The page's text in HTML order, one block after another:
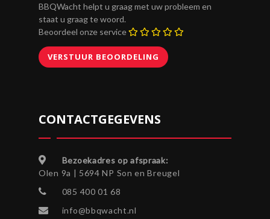
BBQWacht helpt u graag met uw probleem en
staat u graag te woord.
Beoordeel onze service
CONTACTGEGEVENS
Bezoekadres op afspraak:
Olen 9a | 5694 NP Son en Breugel
085 400 01 68
info@bbqwacht.nl